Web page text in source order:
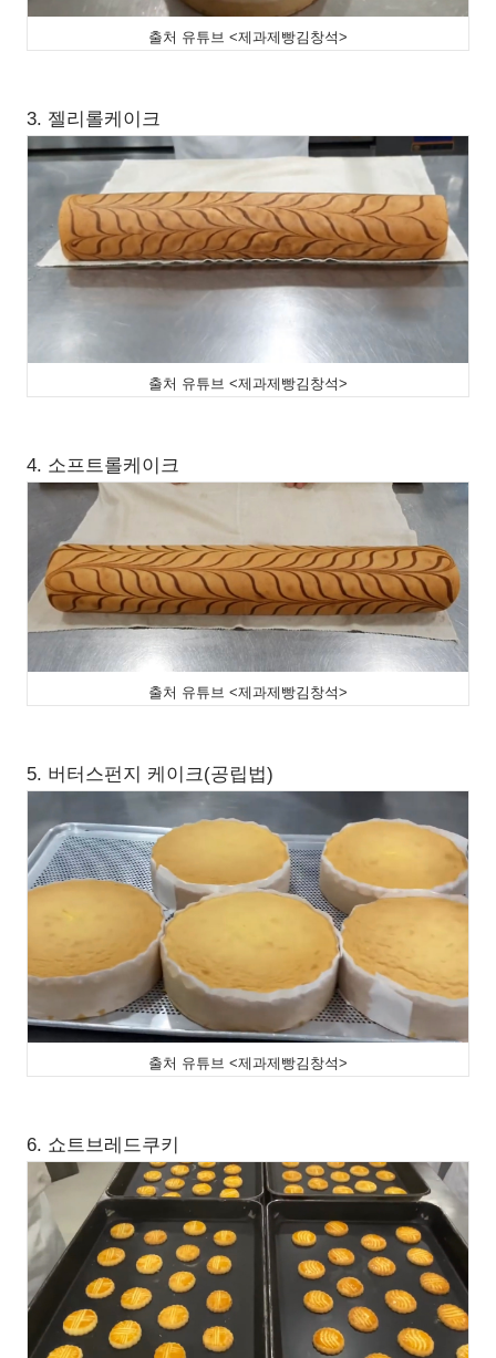
출처 유튜브 <제과제빵김창석>
3. 젤리롤케이크
출처 유튜브 <제과제빵김창석>
4. 소프트롤케이크
출처 유튜브 <제과제빵김창석>
5. 버터스펀지 케이크(공립법)
출처 유튜브 <제과제빵김창석>
6. 쇼트브레드쿠키